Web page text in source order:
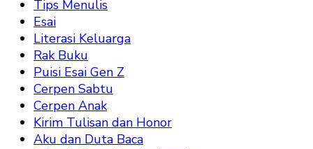
Tips Menulis
Esai
Literasi Keluarga
Rak Buku
Puisi Esai Gen Z
Cerpen Sabtu
Cerpen Anak
Kirim Tulisan dan Honor
Aku dan Duta Baca